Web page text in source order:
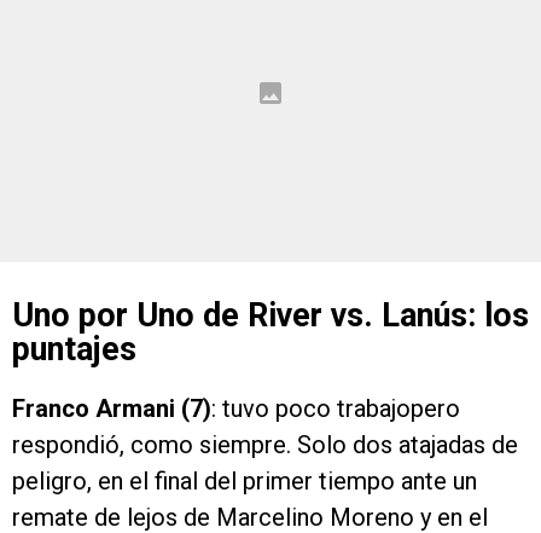
Uno por Uno de River vs. Lanús: los
puntajes
Franco Armani (7): tuvo poco trabajopero
respondió, como siempre. Solo dos atajadas de
peligro, en el final del primer tiempo ante un
remate de lejos de Marcelino Moreno y en el